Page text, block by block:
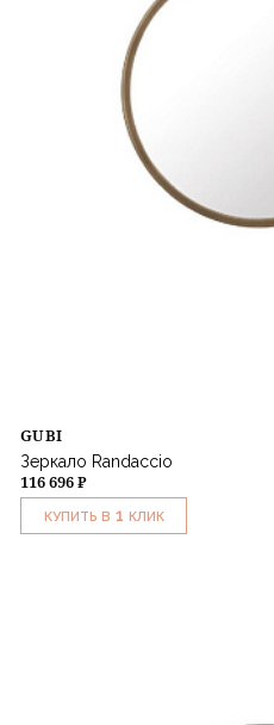
GUBI
Зеркало Randaccio
116 696 ₽
КУПИТЬ В 1 КЛИК